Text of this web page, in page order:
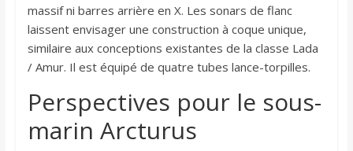
massif ni barres arrière en X. Les sonars de flanc
laissent envisager une construction à coque unique,
similaire aux conceptions existantes de la classe Lada
/ Amur. Il est équipé de quatre tubes lance-torpilles.
Perspectives pour le sous-
marin Arcturus